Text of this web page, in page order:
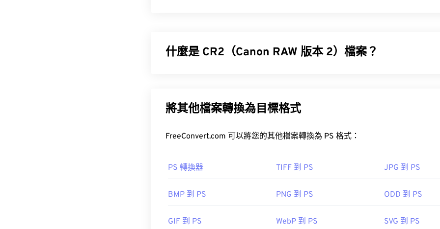
什麼是 CR2（Canon RAW 版本 2）檔案？
如何開啟 CR2 檔案？
Adobe Lightroom 和 Adobe Lightroom for Mac。
將其他檔案轉換為目標格式
FreeConvert.com 可以將您的其他檔案轉換為 PS 格式：
PS 轉換器 TIFF 到 PS JPG 到 PS
BMP 到 PS PNG 到 PS ODD 到 PS
GIF 到 PS WebP 到 PS SVG 到 PS